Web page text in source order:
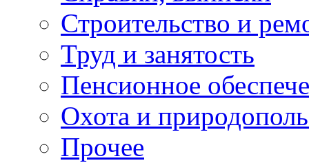
Строительство и
Труд и занятость
Пенсионное
Охота и
Прочее